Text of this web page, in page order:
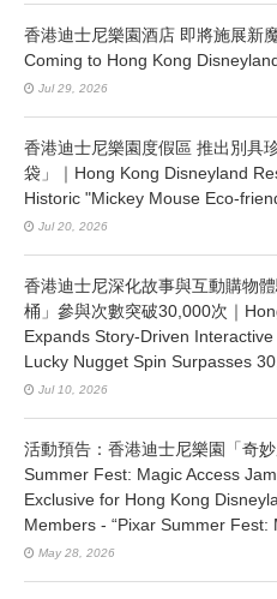
香港迪士尼樂園酒店 即將施展新
Coming to Hong Kong
Jul 29, 2026
香港迪士尼樂園度假區 推出別具
袋」｜Hong Kong Disneyland
Historic "Mickey Mouse Eco-
Jul 20, 2026
香港迪士尼深化故事與互動購物
桶」參與次數突破30,000次｜
Expands Story-Driven
Lucky Nugget Spin Surpasses
Jul 10, 2026
活動預告：香港迪士尼樂園「奇
Summer Fest: Magic Access
Exclusive for Hong Kong
Members - “Pixar Summer Fest:
May 28, 2026